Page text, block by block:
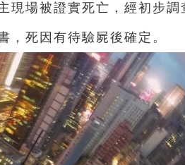
現場被證實死亡，經初步調
，死因有待驗屍後確定。